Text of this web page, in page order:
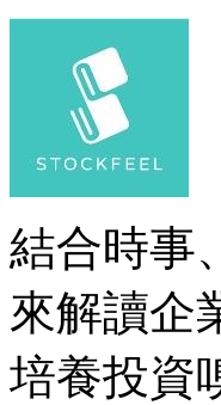
結合時事
來解讀企
培養投資